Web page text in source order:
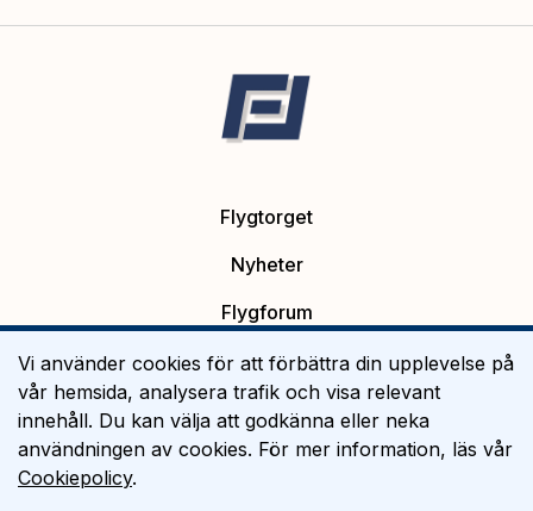
Flygtorget
Nyheter
Flygforum
Platsannonser
Flygutbildning
Om Flygtorget
Vi använder cookies för att förbättra din upplevelse på
vår hemsida, analysera trafik och visa relevant
innehåll. Du kan välja att godkänna eller neka
användningen av cookies. För mer information, läs vår
Cookiepolicy.